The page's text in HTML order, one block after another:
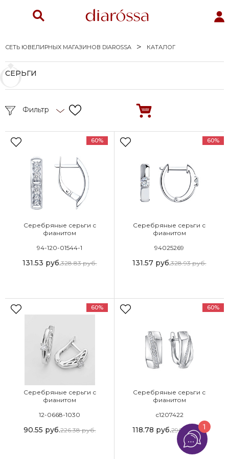
СЕТЬ ЮВЕЛИРНЫХ МАГАЗИНОВ DIAROSSA КАТАЛОГ
СЕРЬГИ
Фильтр
60%
Серебряные серьги с
фианитом
94-120-01544-1
131.53 руб.328.83руб.
60%
Серебряные серьги с
фианитом
94025269
131.57 руб.328.93руб.
60%
Серебряные серьги с
фианитом
12-0668-1030
90.55 руб.226.38руб.
60%
Серебряные серьги с
фианитом
с1207422
118.78 руб.296.96руб.1